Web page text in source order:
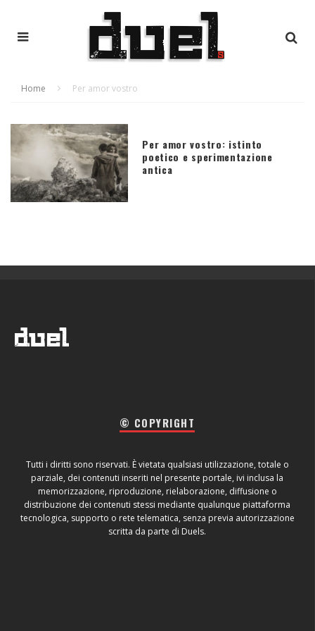
Home Per amor vostro
Per amor vostro: istinto
poetico e sperimentazione
antica
© COPYRIGHT
Tutti i diritti sono riservati. È vietata qualsiasi utilizzazione, totale o
parziale, dei contenuti inseriti nel presente portale, ivi inclusa la
memorizzazione, riproduzione, rielaborazione, diffusione o
distribuzione dei contenuti stessi mediante qualunque piattaforma
tecnologica, supporto o rete telematica, senza previa autorizzazione
scritta da parte di Duels.